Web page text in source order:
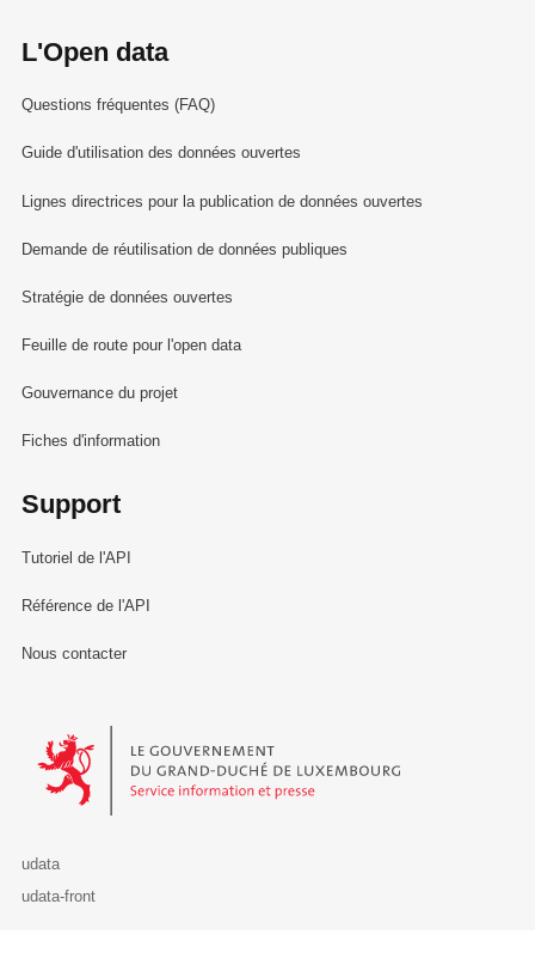
L'Open data
Questions fréquentes (FAQ)
Guide d'utilisation des données ouvertes
Lignes directrices pour la publication de données ouvertes
Demande de réutilisation de données publiques
Stratégie de données ouvertes
Feuille de route pour l'open data
Gouvernance du projet
Fiches d'information
Support
Tutoriel de l'API
Référence de l'API
Nous contacter
Le Gouvernement du Grand-Duché de Luxembourg - Service
udata
udata-front